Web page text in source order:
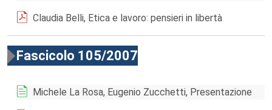
Claudia Belli, Etica e lavoro: pensieri in libertà
Fascicolo 105/2007
Michele La Rosa, Eugenio Zucchetti, Presentazione